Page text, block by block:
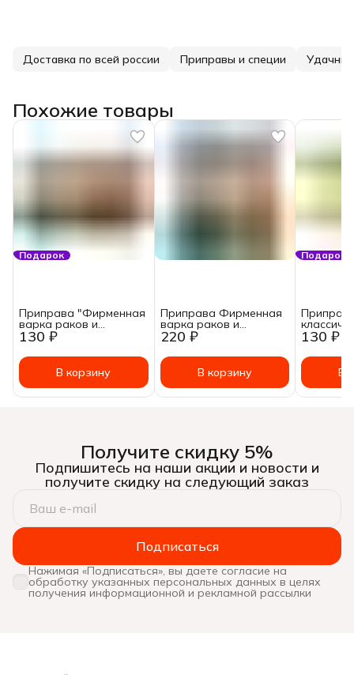
Доставка по всей россии Приправы и специи
Похожие товары
Подарок
130 ₽
Приправа "Фирменная
варка раков и
креветок" пакетик 50
гр.
В корзину
220 ₽
Приправа Фирменная
варка раков и
креветок Специология
150 гр
В корзину
Подарок
130 ₽
30 гр.
В
Получите скидку 5%
Подпишитесь на наши акции и новости и
получите скидку на следующий заказ
Подписаться
Нажимая «Подписаться», вы даете согласие на
обработку указанных персональных данных в целях
получения информационной и рекламной рассылки